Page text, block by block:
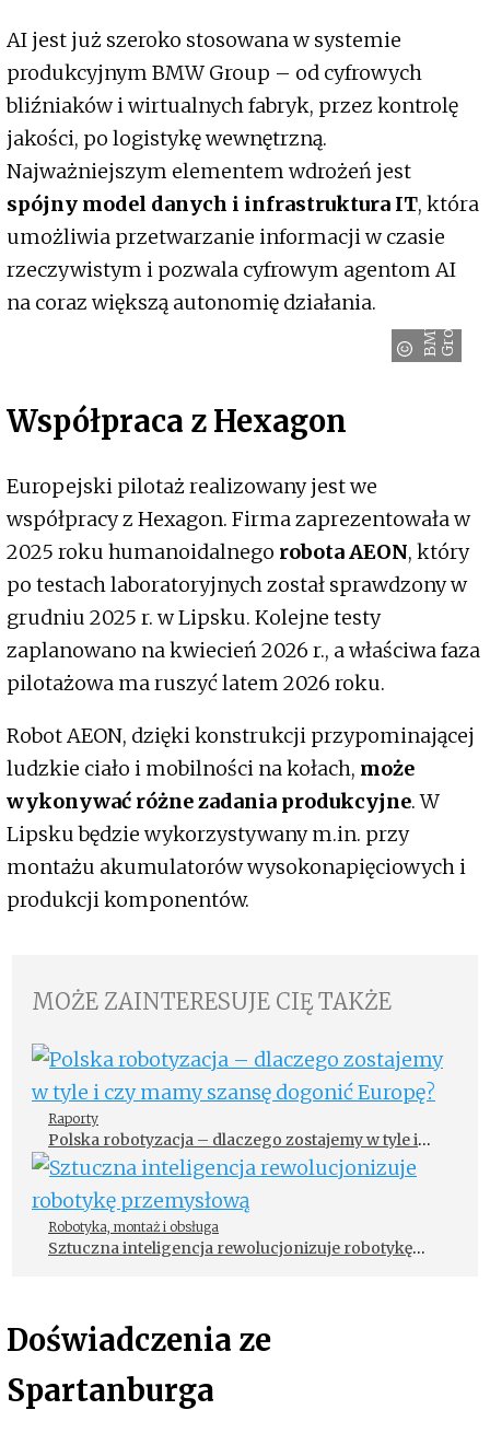
AI jest już szeroko stosowana w systemie
produkcyjnym BMW Group – od cyfrowych
bliźniaków i wirtualnych fabryk, przez kontrolę
jakości, po logistykę wewnętrzną.
Najważniejszym elementem wdrożeń jest
spójny model danych i infrastruktura IT, która
umożliwia przetwarzanie informacji w czasie
rzeczywistym i pozwala cyfrowym agentom AI
na coraz większą autonomię działania.
B
M
W
G
r
o
up
Współpraca z Hexagon
Europejski pilotaż realizowany jest we
współpracy z Hexagon. Firma zaprezentowała w
2025 roku humanoidalnego robota AEON, który
po testach laboratoryjnych został sprawdzony w
grudniu 2025 r. w Lipsku. Kolejne testy
zaplanowano na kwiecień 2026 r., a właściwa faza
pilotażowa ma ruszyć latem 2026 roku.
Robot AEON, dzięki konstrukcji przypominającej
ludzkie ciało i mobilności na kołach, może
wykonywać różne zadania produkcyjne. W
Lipsku będzie wykorzystywany m.in. przy
montażu akumulatorów wysokonapięciowych i
produkcji komponentów.
MOŻE ZAINTERESUJE CIĘ TAKŻE
Raporty
Polska robotyzacja – dlaczego zostajemy w tyle i
czy mamy szansę dogonić Europę?
Robotyka, montaż i obsługa
Sztuczna inteligencja rewolucjonizuje robotykę
Doświadczenia ze
Spartanburga